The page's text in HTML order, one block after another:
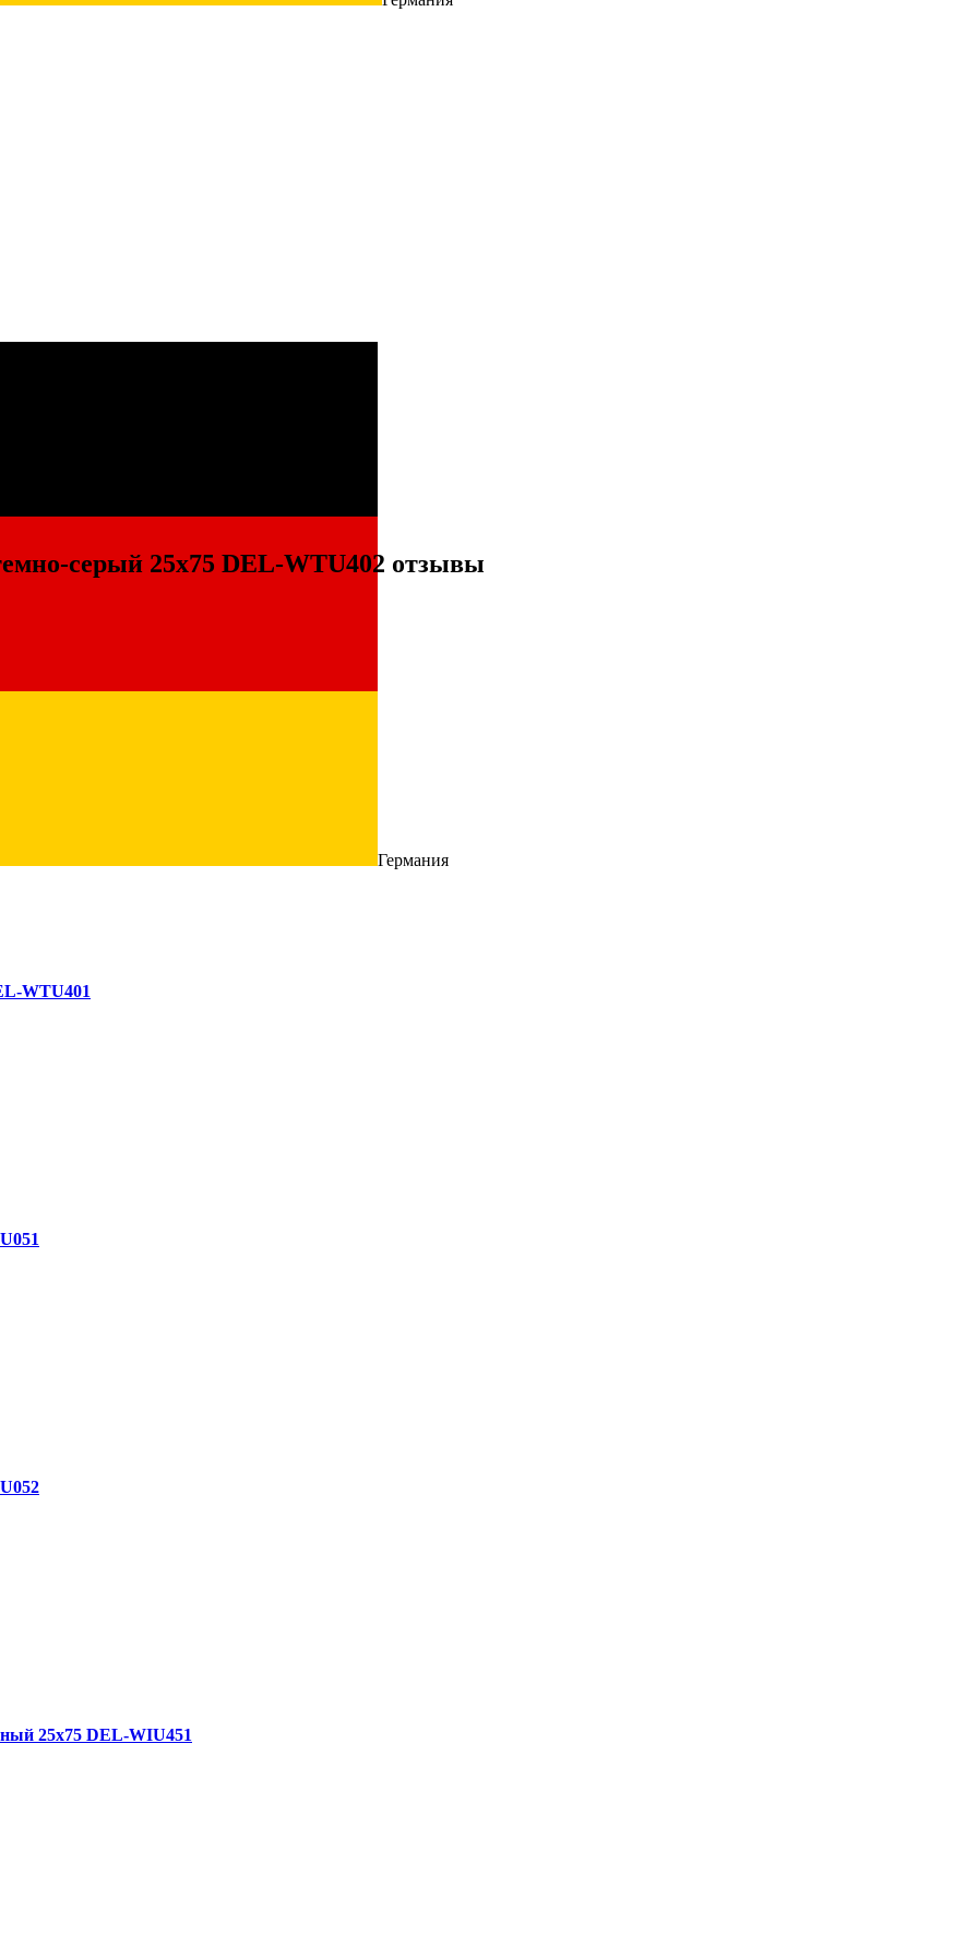
Германия
серый 25x75 DEL-WTU402 отзывы
WTU401
25x75 DEL-WIU451